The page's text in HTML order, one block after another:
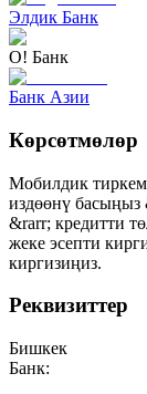
Элдик Банк
О! Банк
Банк Азии
Көрсөтмөлөр
Мобилдик
издөөнү басыңыз
&rarr; кредитти
жеке эсепти
киргизиңиз.
Реквизиттер
Бишкек
Банк: